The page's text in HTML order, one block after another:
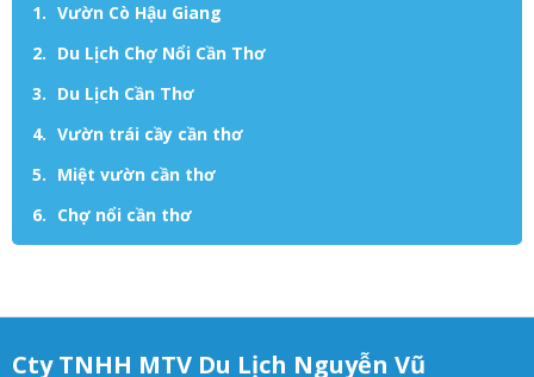
Vườn Cò Hậu Giang
Du Lịch Chợ Nổi Cần Thơ
Du Lịch Cần Thơ
Vườn trái cầy cần thơ
Miệt vườn cần thơ
Chợ nổi cần thơ
Cty TNHH MTV Du Lịch Nguyễn Vũ